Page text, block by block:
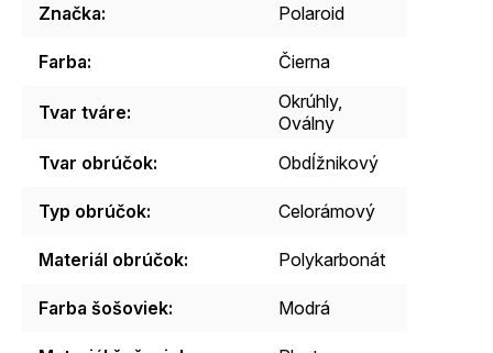
Značka: Polaroid
Farba: Čierna
Tvar tváre:
Okrúhly,
Oválny
Tvar obrúčok: Obdĺžnikový
Typ obrúčok: Celorámový
Materiál obrúčok: Polykarbonát
Farba šošoviek: Modrá